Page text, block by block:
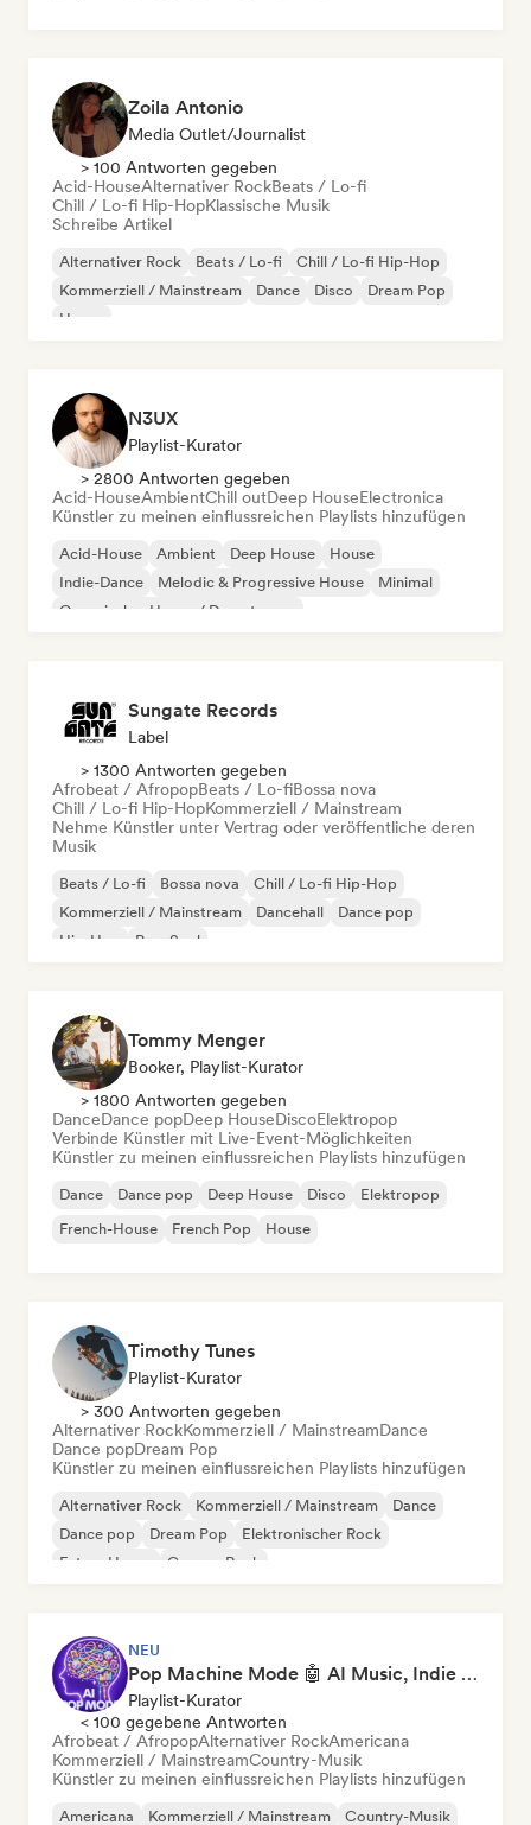
Zoila Antonio
Media Outlet/Journalist
> 100 Antworten gegeben
Acid-HouseAlternativer RockBeats / Lo-fi
Chill / Lo-fi Hip-HopKlassische Musik
Schreibe Artikel
Alternativer Rock Beats / Lo-fi
Chill / Lo-fi Hip-Hop
Kommerziell / Mainstream
Dance Disco
Dream Pop
House
N3UX
Playlist-Kurator
> 2800 Antworten gegeben
Acid-HouseAmbientChill outDeep HouseElectronica
Künstler zu meinen einflussreichen Playlists hinzufügen
Acid-House Ambient Deep House
House
Indie-Dance
Melodic & Progressive House
Minimal
Organischer House / Downtempo
Sungate Records
Label
> 1300 Antworten gegeben
Afrobeat / AfropopBeats / Lo-fiBossa nova
Chill / Lo-fi Hip-HopKommerziell / Mainstream
Nehme Künstler unter Vertrag oder veröffentliche deren
Musik
Beats / Lo-fi Bossa nova
Chill / Lo-fi Hip-Hop
Kommerziell / Mainstream
Dancehall
Dance pop
Hip-Hop
Pop-Soul
Tommy Menger
Booker, Playlist-Kurator
> 1800 Antworten gegeben
DanceDance popDeep HouseDiscoElektropop
Verbinde Künstler mit Live-Event-Möglichkeiten
Künstler zu meinen einflussreichen Playlists hinzufügen
Dance Dance pop Deep House Disco
Elektropop
French-House
French Pop House
Timothy Tunes
Playlist-Kurator
> 300 Antworten gegeben
Alternativer RockKommerziell / MainstreamDance
Dance popDream Pop
Künstler zu meinen einflussreichen Playlists hinzufügen
Alternativer Rock Kommerziell / Mainstream
Dance
Dance pop
Dream Pop
Elektronischer Rock
Future House
Garage-Rock
NEU
Pop Machine Mode 🤖 AI Music, Indie Pop & Dream Pop
Playlist-Kurator
< 100 gegebene Antworten
Afrobeat / AfropopAlternativer RockAmericana
Kommerziell / MainstreamCountry-Musik
Künstler zu meinen einflussreichen Playlists hinzufügen
Americana Kommerziell / Mainstream Country-Musik